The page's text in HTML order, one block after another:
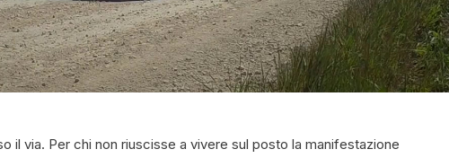
il via. Per chi non riuscisse a vivere sul posto la manifestazione